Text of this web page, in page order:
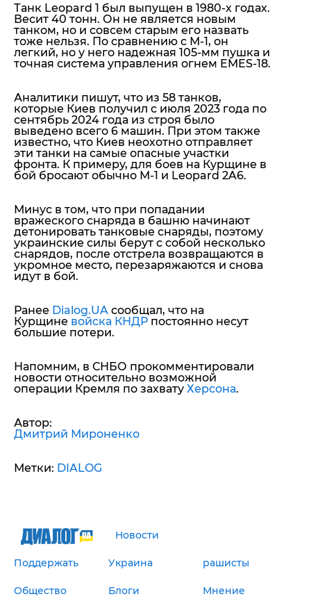
Танк Leopard 1 был выпущен в 1980-х годах.
Весит 40 тонн. Он не является новым
танком, но и совсем старым его назвать
тоже нельзя. По сравнению с М-1, он
легкий, но у него надежная 105-мм пушка и
точная система управления огнем EMES-18.
Аналитики пишут, что из 58 танков,
которые Киев получил с июля 2023 года по
сентябрь 2024 года из строя было
выведено всего 6 машин. При этом также
известно, что Киев неохотно отправляет
эти танки на самые опасные участки
фронта. К примеру, для боев на Курщине в
бой бросают обычно М-1 и Leopard 2A6.
Минус в том, что при попадании
вражеского снаряда в башню начинают
детонировать танковые снаряды, поэтому
украинские силы берут с собой несколько
снарядов, после отстрела возвращаются в
укромное место, перезаряжаются и снова
идут в бой.
Ранее Dialog.UA сообщал, что на
Курщине войска КНДР постоянно несут
большие потери.
Напомним, в СНБО прокомментировали
новости относительно возможной
операции Кремля по захвату Херсона.
Автор:
Дмитрий Мироненко
Метки: DIALOG
Новости
Поддержать Украина рашисты
Общество Блоги Мнение